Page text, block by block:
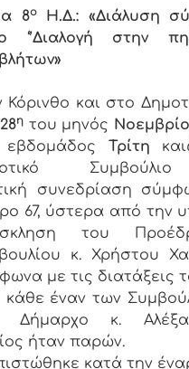
8οΗ.Δ.: «Διάλυση
‘’Διαλογή στην
Κόρινθο και στο
28η του μηνός
εβδομάδος Τρίτη
συνεδρίαση
67, ύστερα από την
του
κ. Χρήστου
με τις διατάξεις
κάθε έναν των
Δήμαρχο κ.
ήταν παρών.
κατά την